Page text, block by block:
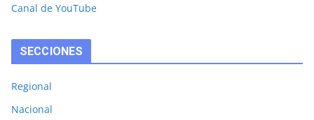
Canal de YouTube
SECCIONES
Regional
Nacional